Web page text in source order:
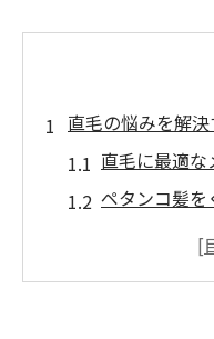
直毛の悩みを解
直毛に最適
ペタンコ髪を
くせ毛風ボ